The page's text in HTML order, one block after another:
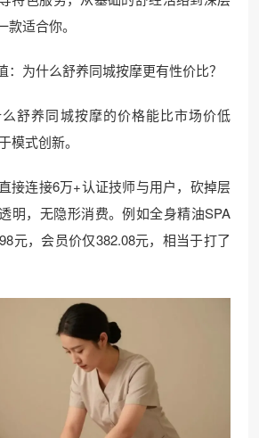
适合你。
：为什么舒养同城按摩更有性价比？
舒养同城按摩的价格能比市场价低
模式创新。
接连接6万+认证技师与用户，砍掉层
明，无隐形消费。例如全身精油SPA
元，会员价仅382.08元，相当于打了